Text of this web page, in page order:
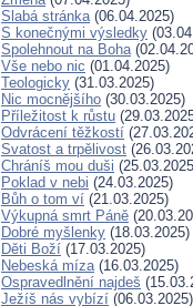
Slabá stránka(06.04.2025)
S konečnými výsledky
Spolehnout na Boha
Vše nebo nic (01.04.2025)
Teologicky (31.03.2025)
Nic mocnějšího (30.03.2025)
Příležitost k růstu
Odvrácení těžkostí
Svatost a trpělivost
Chráníš mou duši
Poklad v nebi (24.03.2025)
Bůh o tom ví (21.03.2025)
Výkupná smrt Páně
Dobré myšlenky (18.03.2025)
Děti Boží (17.03.2025)
Nebeská míza(16.03.2025)
Ospravedlnění najdeš
Ježíš nás vybízí (06.03.2025)